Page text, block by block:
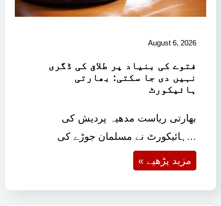
August 6, 2026
فتوے کی بنیاد پر طلاق کی ڈگری
نہیں دی جا سکتی: بھارتی
ہائیکورٹ
بھارتی ریاست مدھیہ پردیش کی
ہائیکورٹ نے مسلمان جوڑے کی…
« مزید پڑھیے